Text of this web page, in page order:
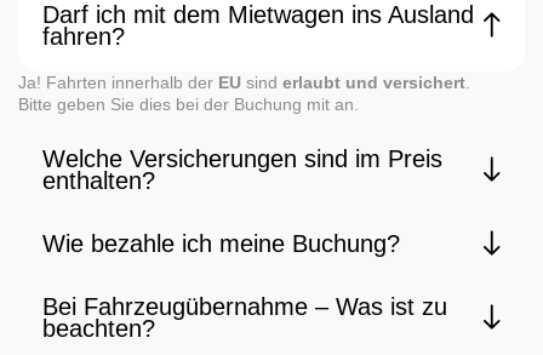
Darf ich mit dem Mietwagen ins Ausland
fahren?
Ja! Fahrten innerhalb der EU sind erlaubt und versichert
Bitte geben Sie dies bei der Buchung mit an.
Welche Versicherungen sind im Preis
enthalten?
Wie bezahle ich meine Buchung?
Bei Fahrzeugübernahme – Was ist zu
beachten?